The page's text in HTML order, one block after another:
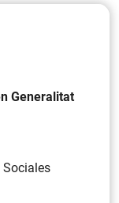
Generalitat